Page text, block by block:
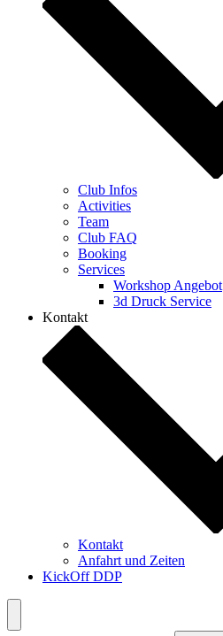
Club Infos
Activities
Team
Club FAQ
Booking
Services
Workshop Angebot
3d Druck Service
Kontakt
Kontakt
Anfahrt und Zeiten
KickOff DDP